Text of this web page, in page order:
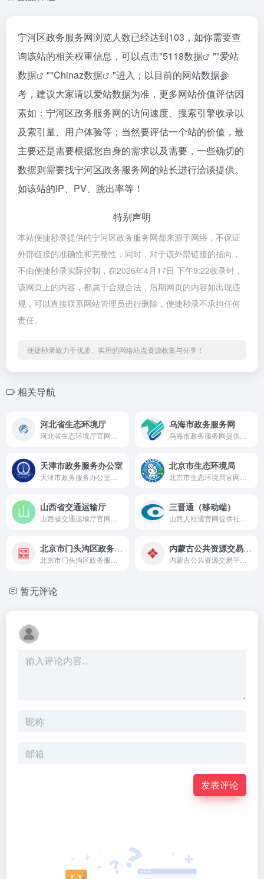
宁河区政务服务网浏览人数已经达到103，如你需要查
询该站的相关权重信息，可以点击"5118数据 ""爱站
数据
""Chinaz数据
"进入；以目前的网站数据参
考，建议大家请以爱站数据为准，更多网站价值评估因
素如：宁河区政务服务网的访问速度、搜索引擎收录以
及索引量、用户体验等；当然要评估一个站的价值，最
主要还是需要根据您自身的需求以及需要，一些确切的
数据则需要找宁河区政务服务网的站长进行洽谈提供。
如该站的IP、PV、跳出率等！
特别声明
本站便捷秒录提供的宁河区政务服务网都来源于网络，不保证
外部链接的准确性和完整性，同时，对于该外部链接的指向，
不由便捷秒录实际控制，在2026年4月17日 下午9:22收录时，
该网页上的内容，都属于合规合法，后期网页的内容如出现违
规，可以直接联系网站管理员进行删除，便捷秒录不承担任何
责任。
便捷秒录致力于优质、实用的网络站点资源收集与分享！
相关导航
河北省生态环境厅 乌海市政务服务网
天津市政务服务办公室 北京市生态环境局
山西省交通运输厅 三晋通（移动端）
北京市门头沟区政务服务网 内蒙古公共资源交易平台
暂无评论
发表评论